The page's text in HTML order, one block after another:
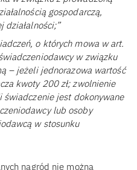
gospodarczą,
działalności;”
o których mowa w art.
w związku
– jeżeli jednorazowa wartość
kwoty 200 zł; zwolnienie
jest dokonywane
lub osoby
w stosunku
nagród nie można